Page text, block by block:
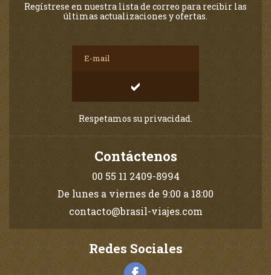
Regístrese en nuestra lista de correo para recibir las
últimas actualizaciones y ofertas.
Respetamos su privacidad.
Contáctenos
00 55 11 2409-8994
De lunes a viernes de 9:00 a 18:00
contacto@brasil-viajes.com
Redes Sociales